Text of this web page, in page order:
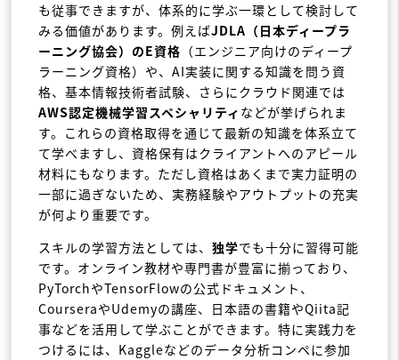
も従事できますが、体系的に学ぶ一環として検討して
みる価値があります。例えばJDLA（日本ディープラ
ーニング協会）のE資格 （エンジニア向けのディープ
ラーニング資格）や、AI実装に関する知識を問う資
格、基本情報技術者試験、さらにクラウド関連では
AWS認定機械学習スペシャリティ などが挙げられま
す。これらの資格取得を通じて最新の知識を体系立て
て学べますし、資格保有はクライアントへのアピール
材料にもなります。ただし資格はあくまで実力証明の
一部に過ぎないため、実務経験やアウトプットの充実
が何より重要です。
スキルの学習方法としては、 独学でも十分に習得可能
です。オンライン教材や専門書が豊富に揃っており、
PyTorchやTensorFlowの公式ドキュメント、
CourseraやUdemyの講座、日本語の書籍やQiita記
事などを活用して学ぶことができます。特に実践力を
つけるには、Kaggleなどのデータ分析コンペに参加